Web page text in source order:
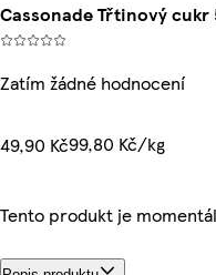
Cassonade Třtinový cukr
Zatím žádné hodnocení
49,90 Kč99,80 Kč/kg
Tento produkt je